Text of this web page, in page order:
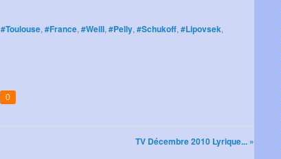
#Toulouse, #France, #Weill, #Pelly, #Schukoff, #Lipovsek,
0
TV Décembre 2010 Lyrique... »